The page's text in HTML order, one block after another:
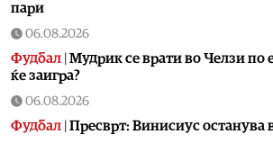
пари
06.08.2026
Фудбал Мудрик се врати во Челзи по
ќе заигра?
06.08.2026
Фудбал Пресврт: Винисиус останува